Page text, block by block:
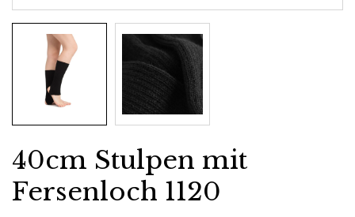
40cm Stulpen mit
Fersenloch 1120